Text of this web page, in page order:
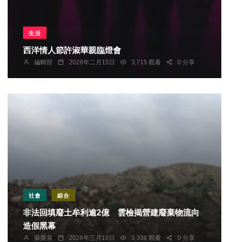
生活
西洋情人節許淑華親臨燈會
編輯部 2026年二月15日 3,715 觀看 0 分享
社會 綜合
非法回填廢土牟利逾2億 雲檢揭營建廢棄物流向
造假黑幕
蘇榮泉 2026年三月10日 3,336 觀看 0 分享